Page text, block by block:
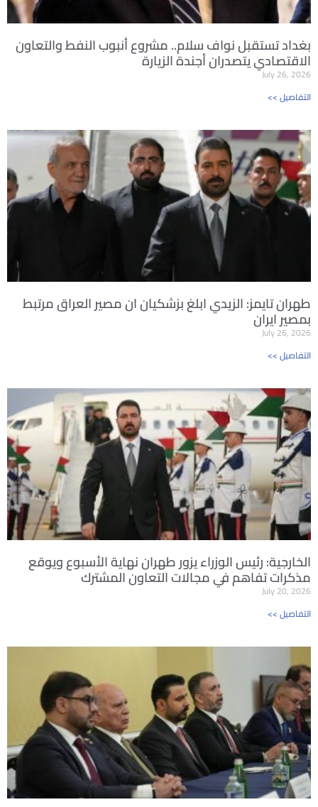
بغداد تستقبل نواف سلام.. مشروع أنبوب النفط والتعاون
الاقتصادي يتصدران أجندة الزيارة
July 26, 2026
<< التفاصيل
طهران تايمز: الزيدي ابلغ بزشكيان ان مصير العراق مرتبط
بمصير ايران
July 26, 2026
<< التفاصيل
الخارجية: رئيس الوزراء يزور طهران نهاية الأسبوع ويوقع
مذكرات تفاهم في مجالات التعاون المشترك
July 20, 2026
<< التفاصيل